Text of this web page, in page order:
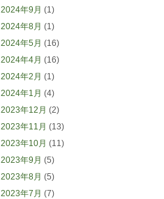
2024年9月 (1)
2024年8月 (1)
2024年5月 (16)
2024年4月 (16)
2024年2月 (1)
2024年1月 (4)
2023年12月 (2)
2023年11月 (13)
2023年10月 (11)
2023年9月 (5)
2023年8月 (5)
2023年7月 (7)